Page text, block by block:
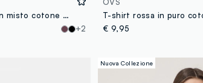
T-shirt girocollo rossa in misto cotone e modal elasticizzato regular fit
+2
€ 9,95
Nuova Collezione